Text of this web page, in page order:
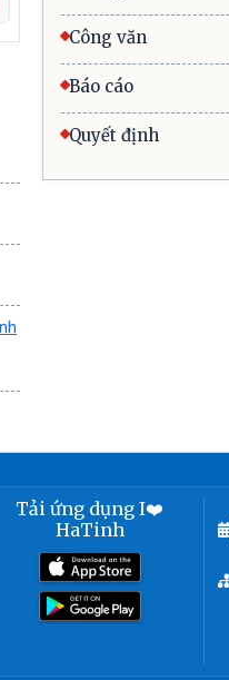
Công văn
Báo cáo
Quyết định
Tải ứng dụng I❤️
HaTinh